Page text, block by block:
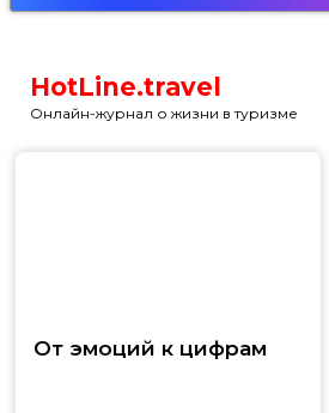
HotLine.travel
Онлайн-журнал о жизни в туризме
От эмоций к цифрам